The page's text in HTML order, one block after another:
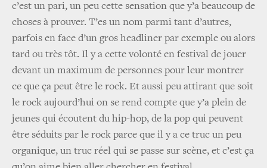
c’est un pari, un peu cette sensation que y’a beaucoup de
choses à prouver. T’es un nom parmi tant d’autres,
parfois en face d’un gros headliner par exemple ou alors
tard ou très tôt. Il y a cette volonté en festival de jouer
devant un maximum de personnes pour leur montrer
ce que ça peut être le rock. Et aussi peu attirant que soit
le rock aujourd’hui on se rend compte que y’a plein de
jeunes qui écoutent du hip-hop, de la pop qui peuvent
être séduits par le rock parce que il y a ce truc un peu
organique, un truc réel qui se passe sur scène, et c’est ça